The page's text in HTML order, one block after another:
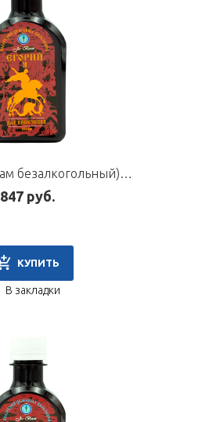
Сироп (бальзам безалкогольный) «Егорий II», 220 мл
847 руб.
КУПИТЬ
В закладки